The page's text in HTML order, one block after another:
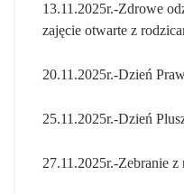
13.11.2025r.-Zdrowe
zajęcie otwarte z
20.11.2025r.-Dzień
25.11.2025r.-Dzień
27.11.2025r.-Zebranie z